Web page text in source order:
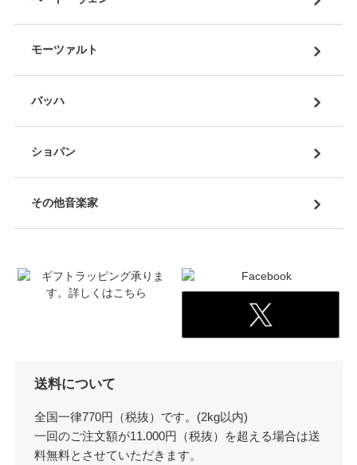
モーツァルト
バッハ
ショパン
その他音楽家
送料について
全国一律770円（税抜）です。(2kg以内)
一回のご注文額が11.000円（税抜）を超える場合は送
料無料とさせていただきます。